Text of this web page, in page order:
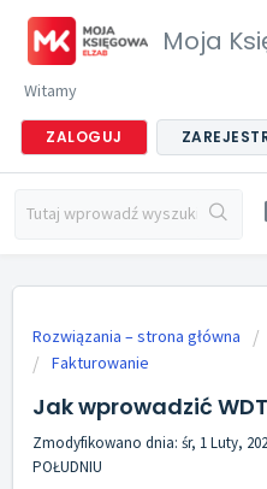
Moja
Witamy
ZALOGUJ
Rozwiązania – strona główna
Fakturowanie
Jak wprowadzić
Zmodyfikowano dnia: śr, 1 Luty,
POŁUDNIU